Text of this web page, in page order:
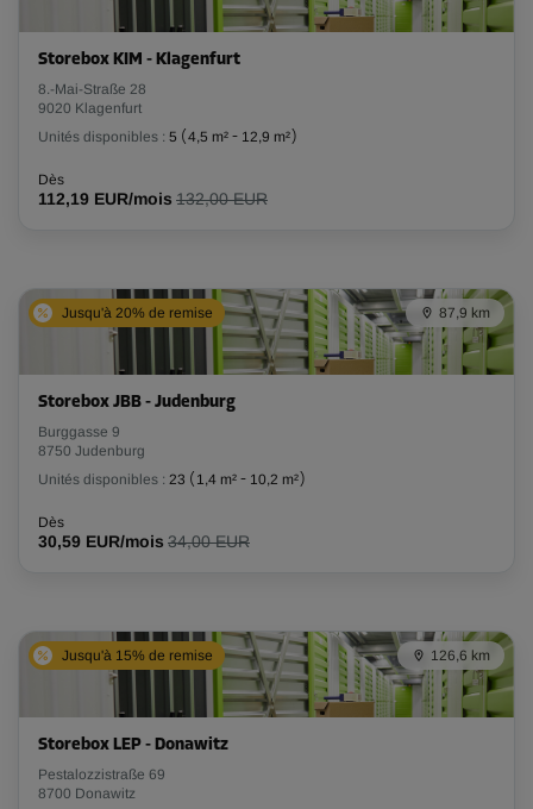
Storebox KIM - Klagenfurt
8.-Mai-Straße 28
9020 Klagenfurt
Unités disponibles : 5 (4,5 m² - 12,9 m²)
Dès
112,19 EUR/mois 132,00 EUR
Jusqu'à 20% de remise 87,9 km
Storebox JBB - Judenburg
Burggasse 9
8750 Judenburg
Unités disponibles : 23 ( 1,4 m² - 10,2 m²)
Dès
30,59 EUR/mois 34,00 EUR
Jusqu'à 15% de remise 126,6 km
Storebox LEP - Donawitz
Pestalozzistraße 69
8700 Donawitz